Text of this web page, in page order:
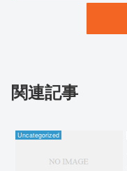
関連記事
Uncategorized